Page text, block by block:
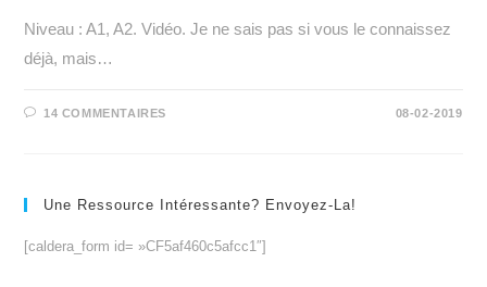
Niveau : A1, A2. Vidéo. Je ne sais pas si vous le connaissez
déjà, mais…
14 COMMENTAIRES 08-02-2019
Une Ressource Intéressante? Envoyez-La!
[caldera_form id= »CF5af460c5afcc1″]